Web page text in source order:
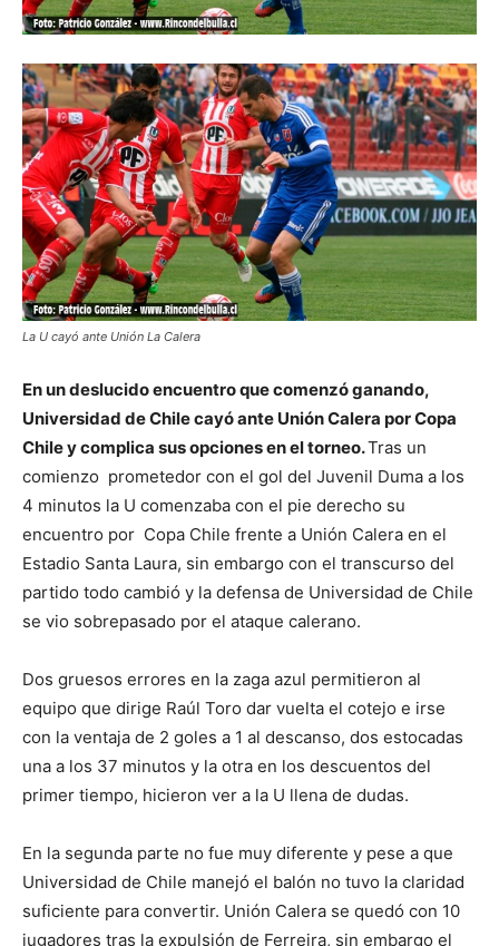
La U cayó ante Unión La Calera
En un deslucido encuentro que comenzó ganando,
Universidad de Chile cayó ante Unión Calera por Copa
Chile y complica sus opciones en el torneo.Tras un
comienzo prometedor con el gol del Juvenil Duma a los
4 minutos la U comenzaba con el pie derecho su
encuentro por Copa Chile frente a Unión Calera en el
Estadio Santa Laura, sin embargo con el transcurso del
partido todo cambió y la defensa de Universidad de Chile
se vio sobrepasado por el ataque calerano.
Dos gruesos errores en la zaga azul permitieron al
equipo que dirige Raúl Toro dar vuelta el cotejo e irse
con la ventaja de 2 goles a 1 al descanso, dos estocadas
una a los 37 minutos y la otra en los descuentos del
primer tiempo, hicieron ver a la U llena de dudas.
En la segunda parte no fue muy diferente y pese a que
Universidad de Chile manejó el balón no tuvo la claridad
suficiente para convertir. Unión Calera se quedó con 10
jugadores tras la expulsión de Ferreira, sin embargo el